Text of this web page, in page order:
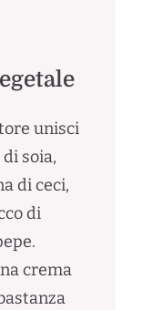
unisci
soia,
di ceci,
di
crema